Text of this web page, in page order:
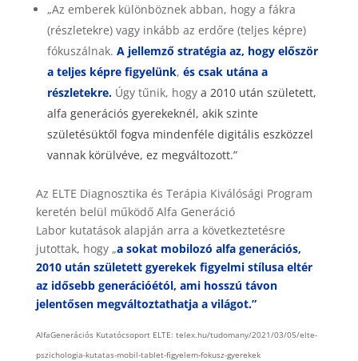
„Az emberek különböznek abban, hogy a fákra
(részletekre) vagy inkább az erdőre (teljes képre)
fókuszálnak. A jellemző stratégia az, hogy először
a teljes képre figyelünk, és csak utána a
részletekre. Úgy tűnik, hogy a 2010 után született,
alfa generációs gyerekeknél, akik szinte
születésüktől fogva mindenféle digitális eszközzel
vannak körülvéve, ez megváltozott.”
Az ELTE Diagnosztika és Terápia Kiválósági Program
keretén belül működő Alfa Generáció
Labor kutatások alapján arra a következtetésre
jutottak, hogy „a sokat mobilozó alfa generációs,
2010 után született gyerekek figyelmi stílusa eltér
az idősebb generációétól, ami hosszú távon
jelentősen megváltoztathatja a világot.”
AlfaGenerációs Kutatócsoport ELTE: telex.hu/tudomany/2021/03/05/elte-
pszichologia-kutatas-mobil-tablet-figyelem-fokusz-gyerekek